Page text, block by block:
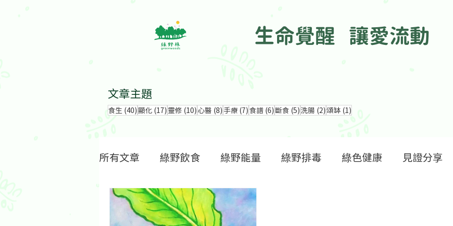
生命覺醒 讓愛流動
文章主題
食生 (40)40 篇文章
顯化 (17) 17 篇文章
靈修 (10) 10 篇文章
心醫 (8) 8 篇文章
手療 (7) 7 篇文章
食譜 (6) 6 篇文章
斷食 (5)5 篇文章
洗腸 (2)2 篇文章
頌缽 (1)
所有文章 綠野飲食 綠野能量 綠野排毒 綠色健康 見證分享